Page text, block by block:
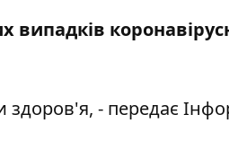
випадків
здоров'я, - передає